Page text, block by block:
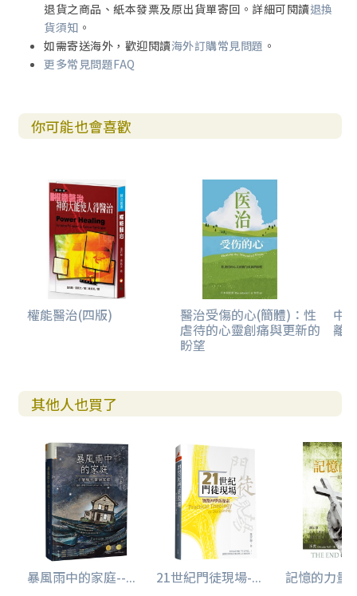
當我們知道了這些，再回過頭來看，就能明白為何Goog
le的搜尋與ChatGPT的對話生成都會引起巨大的迴響，兩者
應用的面向雖然完全不同（一個是搜尋引擎，另一個是語言
生成），但背後其實有相當的類似性：因為它們皆非常好的
料，並將之排序或整合，令使用者幾乎不必跨越任何學習門
檻，就能直接享受到其成果。差別只是前者將目標訂在找到
尋引擎來使用[3]，以為可以提供正確即時的訊息[4]。這顯示
人類實際的需求往往是複雜多元的，很不容易用特定功能的A
I來完全滿足。
ChatGPT概念實作：AI的關懷陪伴指南
在本段落，我們將承接本章問題，探討如何善用AI能更
好的幫助牧者做牧養關懷。於是，我們將假設以下情境，來
值得一提的是，編者在這裡對於受關懷者的描述並沒有
十分細緻，建議讀者在操作時盡可能地將受關懷者的狀況都
輸入進去，這是因為ChatGPT不是人類，我們給予它的資
訊，它不會主動洩漏給他人。
提示詞
現在你是一位有心理諮商專業背景的牧師，現在有一位年輕
的教會輔導來請教你，他最近需要關懷一位結合身心疾病與
經濟弱勢的信徒，但是他不知道該如何關懷與陪伴，請你給
出至少五個非常具體的關懷、陪伴或聆聽等建議，這些建議
退貨之商品、紙本發票及原出貨單寄回。詳細可閱讀退換
貨須知 。
如需寄送海外，歡迎閱讀海外訂購常見問題 。
更多常見問題FAQ
你可能也會喜歡
權能醫治(四版) 醫治受傷的心(簡體)：性
虐待的心靈創痛與更新的
盼望
中
離
其他人也買了
暴風雨中的家庭--... 21世紀門徒現場-... 記憶的力量